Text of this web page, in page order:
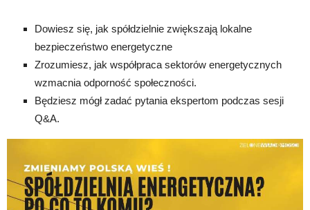
Dowiesz się, jak spółdzielnie zwiększają lokalne
bezpieczeństwo energetyczne
Zrozumiesz, jak współpraca sektorów energetycznych
wzmacnia odporność społeczności.
Będziesz mógł zadać pytania ekspertom podczas sesji
Q&A.